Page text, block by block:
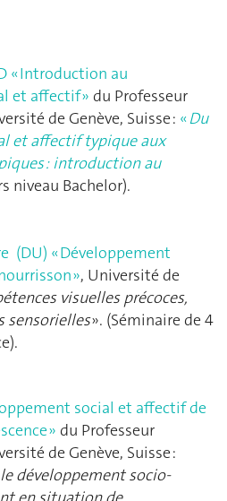
« Introduction au
et affectif » du Professeur
de Genève, Suisse : «Du
et affectif typique aux
: introduction au
niveau Bachelor).
(DU) « Développement
», Université de
visuelles précoces,
sensorielles». (Séminaire de 4
social et affectif de
» du Professeur
de Genève, Suisse :
développement socio-